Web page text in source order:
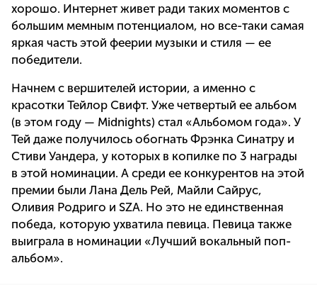
хорошо. Интернет живет ради таких моментов с
большим мемным потенциалом, но все-таки самая
яркая часть этой феерии музыки и стиля — ее
победители.
Начнем с вершителей истории, а именно с
красотки Тейлор Свифт. Уже четвертый ее альбом
(в этом году — Midnights) стал «Альбомом года». У
Тей даже получилось обогнать Фрэнка Синатру и
Стиви Уандера, у которых в копилке по 3 награды
в этой номинации. А среди ее конкурентов на этой
премии были Лана Дель Рей, Майли Сайрус,
Оливия Родриго и SZA. Но это не единственная
победа, которую ухватила певица. Певица также
выиграла в номинации «Лучший вокальный поп-
альбом».